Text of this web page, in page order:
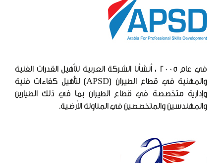
في عام 2005 ، أنشأنا الشركة العربية لتأهيل القدرات الفنية
والمهنية في قطاع الطيران (APSD) لتأهيل كفاءات فنية
وإدارية متخصصة في قطاع الطيران بما في ذلك الطيارين
والمهندسين والمتخصصين في المناولة الأرضية.